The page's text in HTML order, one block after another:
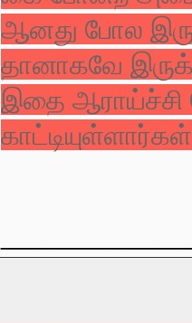
ஆனது போல
தானாகவே
இதை ஆராய்ச்சி